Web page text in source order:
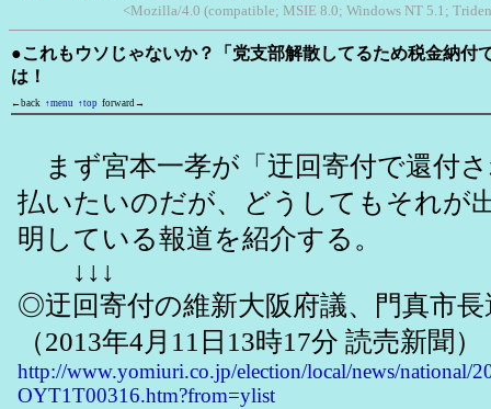
<Mozilla/4.0 (compatible; MSIE 8.0; Windows NT 5.1;
●これもウソじゃないか？「党支部解散してるため税金納付
は！
←back ↑menu ↑top forward→
まず宮本一孝が「迂回寄付で還付
払いたいのだが、どうしてもそれが
明している報道を紹介する。
↓↓↓
◎迂回寄付の維新大阪府議、門真市
（2013年4月11日13時17分 読売新聞）
http://www.yomiuri.co.jp/election/local/news/national/
OYT1T00316.htm?from=ylist